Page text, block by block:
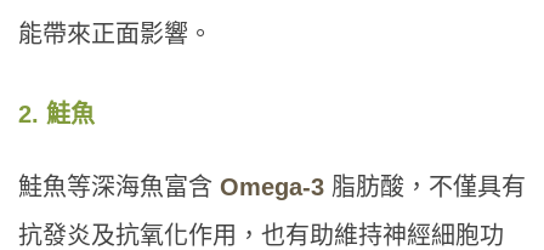
能帶來正面影響。
2. 鮭魚
鮭魚等深海魚富含 Omega-3 脂肪酸，不僅具有
抗發炎及抗氧化作用，也有助維持神經細胞功